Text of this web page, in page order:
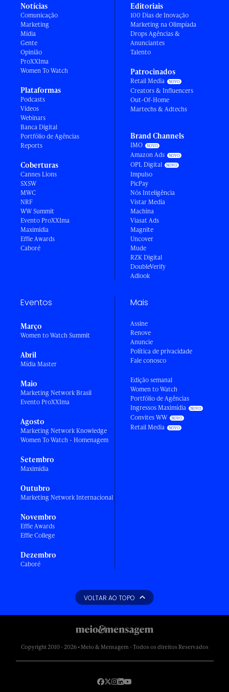
Notícias
Comunicação
Marketing
Mídia
Gente
Opinião
ProXXIma
Women To Watch
Plataformas
Podcasts
Vídeos
Webinars
Banca Digital
Portfólio de Agências
Reports
Coberturas
Cannes Lions
SXSW
MWC
NRF
WW Summit
Evento ProXXIma
Maximídia
Effie Awards
Caboré
Editoriais
100 Dias de Inovação
Marketing na Olimpíada
Drops Agências &
Anunciantes
Talento
Patrocinados
Retail Media
Creators & Influencers
Out-Of-Home
Martechs & Adtechs
Brand Channels
IMO
Amazon Ads
OPL Digital
Impulso
PicPay
Nós Inteligência
Vistar Media
Machina
Viasat Ads
Magnite
Uncover
Mude
RZK Digital
DoubleVerify
Adlook
Eventos
Março
Women to Watch Summit
Abril
Mídia Master
Maio
Marketing Network Brasil
Evento ProXXIma
Agosto
Marketing Network Knowledge
Women To Watch - Homenagem
Setembro
Maximídia
Outubro
Marketing Network Internacional
Novembro
Effie Awards
Effie College
Dezembro
Caboré
Mais
Assine
Renove
Anuncie
Política de privacidade
Fale conosco
Edição semanal
Women to Watch
Portfólio de Agências
Ingressos Maximídia
Convites WW
Retail Media
VOLTAR AO TOPO
Copyright 2010 - 2026 • Meio & Mensagem - Todos os direitos Reservados